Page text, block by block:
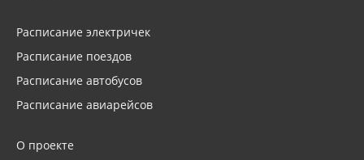
Расписание электричек
Расписание поездов
Расписание автобусов
Расписание авиарейсов
О проекте